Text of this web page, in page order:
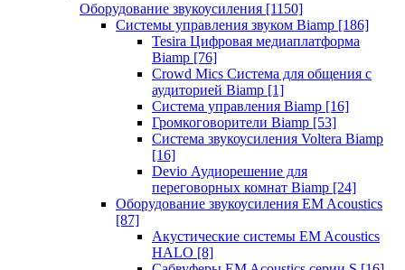
Оборудование звукоусиления [1150]
Системы управления звуком Biamp [186]
Tesira Цифровая медиаплатформа
Biamp [76]
Crowd Mics Система для общения с
аудиторией Biamp [1]
Система управления Biamp [16]
Громкоговорители Biamp [53]
Система звукоусиления Voltera Biamp
[16]
Devio Аудиорешение для
переговорных комнат Biamp [24]
Оборудование звукоусиления EM Acoustics
[87]
Акустические системы EM Acoustics
HALO [8]